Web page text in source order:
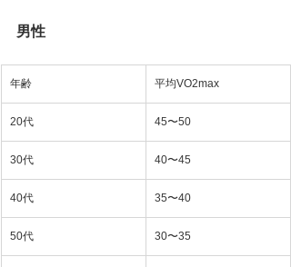
男性
年齢 平均VO2max
20代 45〜50
30代 40〜45
40代 35〜40
50代 30〜35